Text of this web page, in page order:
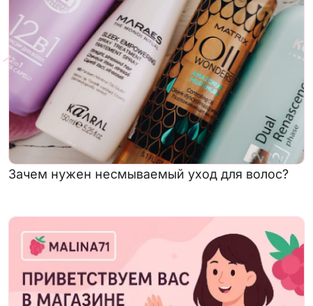
Зачем нужен несмываемый уход для волос?